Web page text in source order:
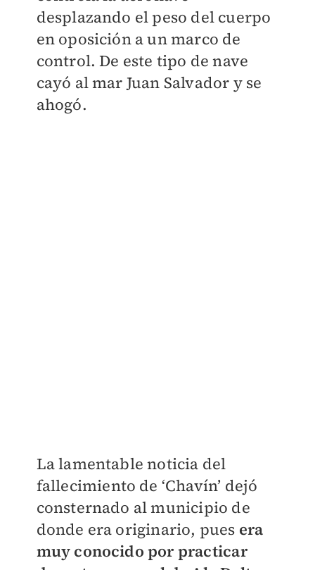
desplazando el peso del cuerpo
en oposición a un marco de
control. De este tipo de nave
cayó al mar Juan Salvador y se
ahogó.
La lamentable noticia del
fallecimiento de ‘Chavín’ dejó
consternado al municipio de
donde era originario, pues era
muy conocido por practicar